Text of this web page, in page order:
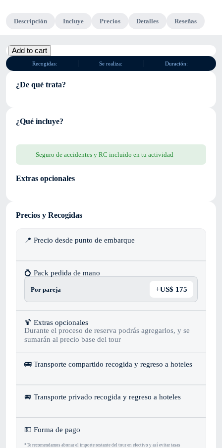
Descripción Incluye Precios Detalles Reseñas
Recogidas: Se realiza: Duración:
¿De qué trata?
¿Qué incluye?
Seguro de accidentes y RC incluido en tu actividad
Extras opcionales
Precios y Recogidas
📍 Precio desde punto de embarque
💍 Pack pedida de mano
Por pareja +US$ 175
🍹 Extras opcionales
Durante el proceso de reserva podrás agregarlos, y se
sumarán al precio base del tour
🚌 Transporte compartido recogida y regreso a hoteles
🚐 Transporte privado recogida y regreso a hoteles
‍💵 Forma de pago
*Te recomendamos abonar el importe restante del tour en efectivo y así evitar tasas
Mercedes-
Benz
E220
Add to cart